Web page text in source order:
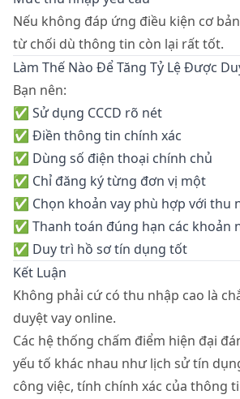
Nếu không đáp ứng điều kiện cơ
từ chối dù thông tin còn lại rất tốt.
Làm Thế Nào Để Tăng Tỷ Lệ Được
Bạn nên:
✅ Sử dụng CCCD rõ nét
✅ Điền thông tin chính xác
✅ Dùng số điện thoại chính chủ
✅ Chỉ đăng ký từng đơn vị một
✅ Chọn khoản vay phù hợp với thu
✅ Thanh toán đúng hạn các khoản
✅ Duy trì hồ sơ tín dụng tốt
Kết Luận
Không phải cứ có thu nhập cao là
duyệt vay online.
Các hệ thống chấm điểm hiện đại
yếu tố khác nhau như lịch sử tín
công việc, tính chính xác của thông